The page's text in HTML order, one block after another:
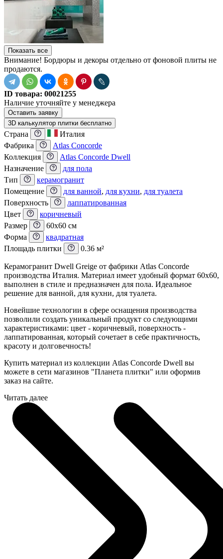
Показать все
Внимание! Бордюры и декоры отдельно от фоновой плиты не
продаются.
ID товара: 00021255
Наличие уточняйте у менеджера
Оставить заявку
3D калькулятор плитки бесплатно
Страна
Италия
Фабрика
Atlas Concorde
Коллекция
Atlas Concorde Dwell
Назначение
для пола
Тип
керамогранит
Помещение
для ванной, для кухни, для туалета
Поверхность
лаппатированная
Цвет
коричневый
Размер
60x60 см
Форма
квадратная
Площадь плитки
0.36 м²
Керамогранит Dwell Greige от фабрики Atlas Concorde
производства Италия. Материал имеет удобный формат 60x60,
выполнен в стиле и предназначен для пола. Идеальное
решение для ванной, для кухни, для туалета.
Новейшие технологии в сфере оснащения производства
позволили создать уникальный продукт со следующими
характеристиками: цвет - коричневый, поверхность -
лаппатированная, который сочетает в себе практичность,
красоту и долговечность!
Купить материал из коллекции Atlas Concorde Dwell вы
можете в сети магазинов "Планета плитки" или оформив
заказ на сайте.
Читать далее